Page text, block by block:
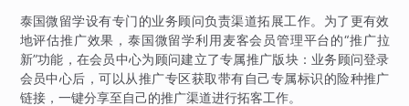
泰国微留学设有专门的业务顾问负责渠道拓展工作。为了更有效
地评估推广效果，泰国微留学利用麦客会员管理平台的“推广拉
新”功能，在会员中心为顾问建立了专属推广版块：业务顾问登录
会员中心后，可以从推广专区获取带有自己专属标识的险种推广
链接，一键分享至自己的推广渠道进行拓客工作。